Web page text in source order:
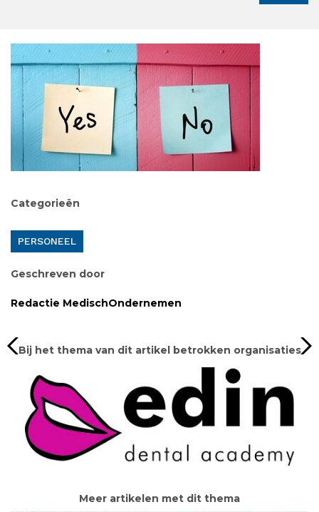
Categorieën
PERSONEEL
Geschreven door
Redactie MedischOndernemen
Bij het thema van dit artikel betrokken organisaties
Meer artikelen met dit thema